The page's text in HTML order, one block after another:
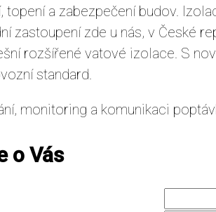
topení a zabezpečení budov.
zastoupení zde u nás, v České
rozšířené vatové izolace. S
standard.
monitoring a komunikaci
o Vás